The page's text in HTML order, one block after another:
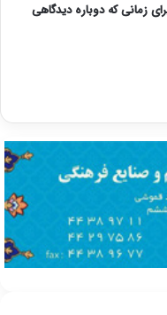
زمانی که دوباره دیدگاهی